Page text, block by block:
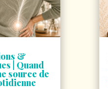
&
| Quand
source de